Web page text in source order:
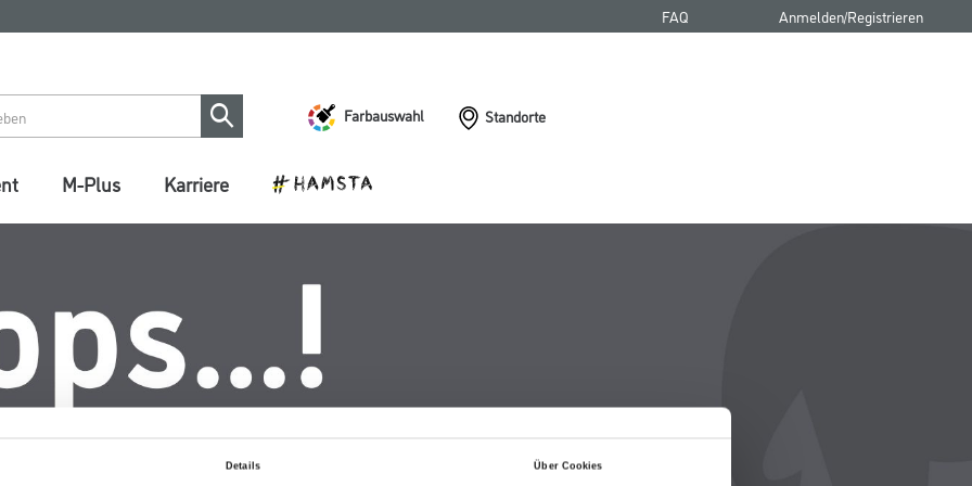
Details Über Cookies
FAQ Anmelden/Registrieren
Farbauswahl Standorte
M-Plus Karriere